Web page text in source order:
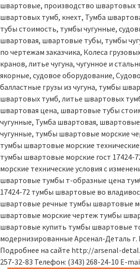
швартовые, производство швартовых
швартовых тумб, кнехт, Тумба
тубы стоимость, тумбы чугунные,
швартовая, швартовые тубы, тумбы
по чертежам заказчика, Колеса
кранов, литье чугуна, чугунное и
якорные, судовое оборудование,
балластные грузы из чугуна, тумбы
швартовых тумб, литье швартовых
швартовая цена, швартовые тубы
чугунные, Тумба швартовая,
чугунные, тумбы швартовые морские
тумбы швартовые морские технические
тумбы швартовые морские гост 17424-
морские технические условия с
швартовые тумбы т-образные цена
17424-72 тумбы швартовые во
швартовые речные тумбы швартовые
швартовые морские чертеж тумбы
швартовые купить тумбы швартовые
модернизированные Арсенал-Деталь г.
Подробнее на сайте http://arsenal-
257-32-83 Телефон: (343) 268-24-10 E-